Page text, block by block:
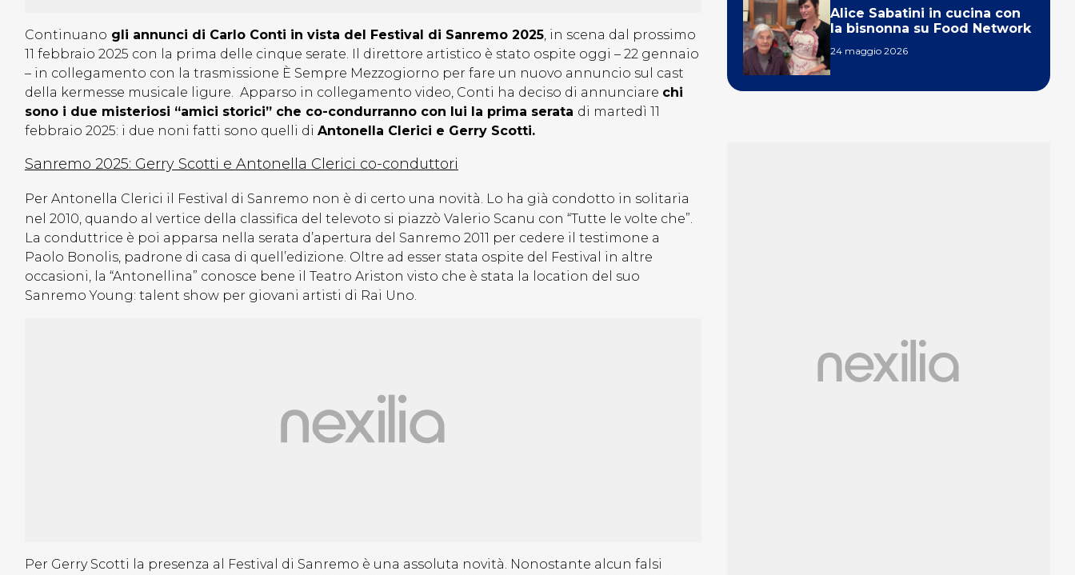
Continuano gli annunci di Carlo Conti in vista del Festival di Sanremo 2025, in scena dal prossimo
11 febbraio 2025 con la prima delle cinque serate. Il direttore artistico è stato ospite oggi – 22 gennaio
– in collegamento con la trasmissione È Sempre Mezzogiorno per fare un nuovo annuncio sul cast
della kermesse musicale ligure. Apparso in collegamento video, Conti ha deciso di annunciare chi
sono i due misteriosi “amici storici” che co-condurranno con lui la prima serata di martedì 11
febbraio 2025: i due noni fatti sono quelli di Antonella Clerici e Gerry Scotti.
Sanremo 2025: Gerry Scotti e Antonella Clerici co-conduttori
Per Antonella Clerici il Festival di Sanremo non è di certo una novità. Lo ha già condotto in solitaria
nel 2010, quando al vertice della classifica del televoto si piazzò Valerio Scanu con “Tutte le volte che”.
La conduttrice è poi apparsa nella serata d’apertura del Sanremo 2011 per cedere il testimone a
Paolo Bonolis, padrone di casa di quell’edizione. Oltre ad esser stata ospite del Festival in altre
occasioni, la “Antonellina” conosce bene il Teatro Ariston visto che è stata la location del suo
Sanremo Young: talent show per giovani artisti di Rai Uno.
Per Gerry Scotti la presenza al Festival di Sanremo è una assoluta novità. Nonostante alcun falsi
Alice Sabatini in cucina con
la bisnonna su Food Network
24 maggio 2026